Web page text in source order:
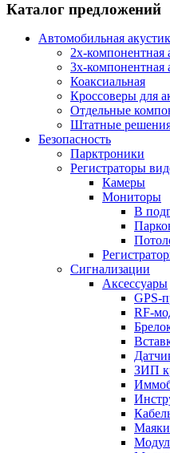
Каталог предложений
Автомобильная
2х-компонентная
3х-компонентная
Коаксиальная
Кроссоверы для
Отдельные
Штатные
Безопасность
Парктроники
Регистраторы
Камеры
Мониторы
В
Сигнализации
Аксессуары
GPS-
RF-
ЗИП
Маяки